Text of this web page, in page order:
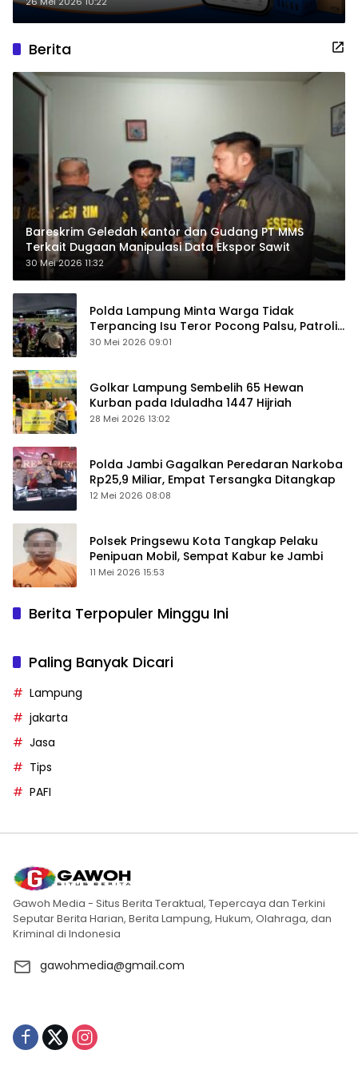
Berita
Bareskrim Geledah Kantor dan Gudang PT MMS
Terkait Dugaan Manipulasi Data Ekspor Sawit
30 Mei 2026 11:32
Polda Lampung Minta Warga Tidak
Terpancing Isu Teror Pocong Palsu, Patroli
Keamanan Ditingkatkan
30 Mei 2026 09:01
Golkar Lampung Sembelih 65 Hewan
Kurban pada Iduladha 1447 Hijriah
28 Mei 2026 13:02
Polda Jambi Gagalkan Peredaran Narkoba
Rp25,9 Miliar, Empat Tersangka Ditangkap
12 Mei 2026 08:08
Polsek Pringsewu Kota Tangkap Pelaku
Penipuan Mobil, Sempat Kabur ke Jambi
11 Mei 2026 15:53
Berita Terpopuler Minggu Ini
Paling Banyak Dicari
Lampung
jakarta
Jasa
Tips
PAFI
Gawoh Media - Situs Berita Teraktual, Tepercaya dan Terkini
Seputar Berita Harian, Berita Lampung, Hukum, Olahraga, dan
Kriminal di Indonesia
gawohmedia@gmail.com